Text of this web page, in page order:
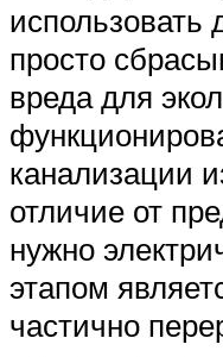
использовать
просто
вреда для
канализации
отличие от
нужно
этапом
частично